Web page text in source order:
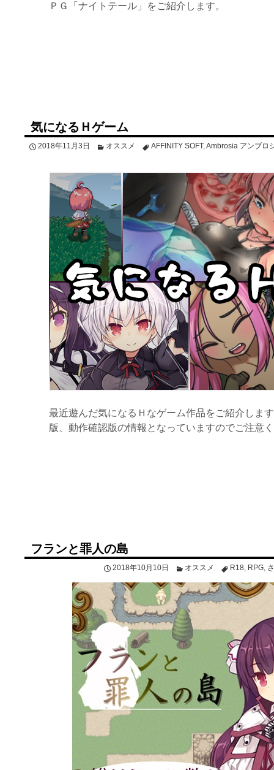
ＰＧ「ナイトテール」をご紹介します。
気になるＨゲーム
2018年11月3日 オススメ AFFINITY SOFT,Ambrosia アンブロ
最近遊んだ気になるＨなゲーム作品をご紹介しま
版、動作確認版の情報となっていますのでご注意
フランと罪人の島
2018年10月10日 オススメ R18, RPG,